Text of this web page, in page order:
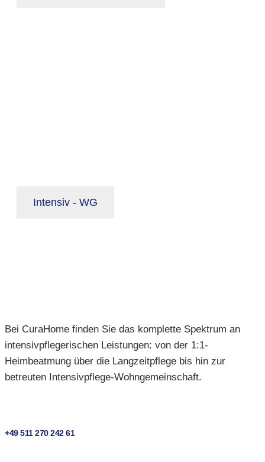
Intensiv - WG
Bei CuraHome finden Sie das komplette Spektrum an
intensivpflegerischen Leistungen: von der 1:1-
Heimbeatmung über die Langzeitpflege bis hin zur
betreuten Intensivpflege-Wohngemeinschaft.
+49 511 270 242 61